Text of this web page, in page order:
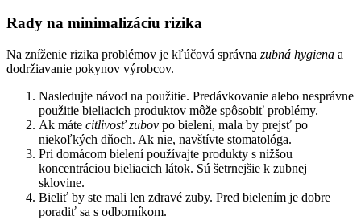
Rady na minimalizáciu rizika
Na zníženie rizika problémov je kľúčová správna zubná hygiena a
dodržiavanie pokynov výrobcov.
Nasledujte návod na použitie. Predávkovanie alebo nesprávne
použitie bieliacich produktov môže spôsobiť problémy.
Ak máte citlivosť zubov po bielení, mala by prejsť po
niekoľkých dňoch. Ak nie, navštívte stomatológa.
Pri domácom bielení používajte produkty s nižšou
koncentráciou bieliacich látok. Sú šetrnejšie k zubnej
sklovine.
Bieliť by ste mali len zdravé zuby. Pred bielením je dobre
poradiť sa s odborníkom.